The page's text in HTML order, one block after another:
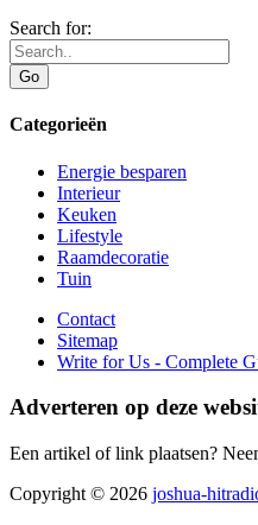
Search for:
Categorieën
Energie besparen
Interieur
Keuken
Lifestyle
Raamdecoratie
Tuin
Contact
Sitemap
Write for Us - Complete
Adverteren op deze
Een artikel of link plaatsen?
Copyright © 2026 joshua-